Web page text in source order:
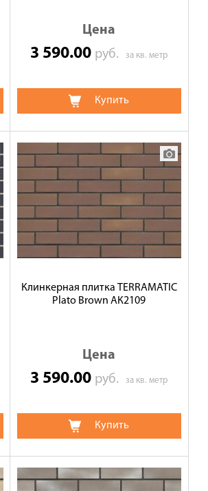
Цена
3 590.00 руб.за кв. метр
Купить
Клинкерная плитка TERRAMATIC
Plato Brown АК2109
Цена
3 590.00 руб.за кв. метр
Купить